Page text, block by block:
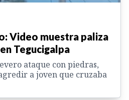
Video muestra paliza
Tegucigalpa
ataque con piedras,
a joven que cruzaba